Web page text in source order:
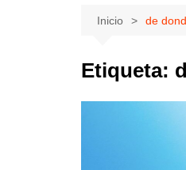
Inicio de
Etiqueta: